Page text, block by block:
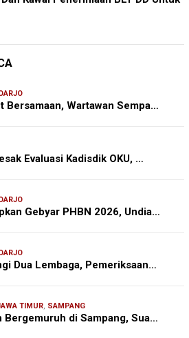
Bersamaan, Wartawan Sempa…
Evaluasi Kadisdik OKU, …
Gebyar PHBN 2026, Undia…
Dua Lembaga, Pemeriksaan…
TIMUR, SAMPANG
Bergemuruh di Sampang, Sua…